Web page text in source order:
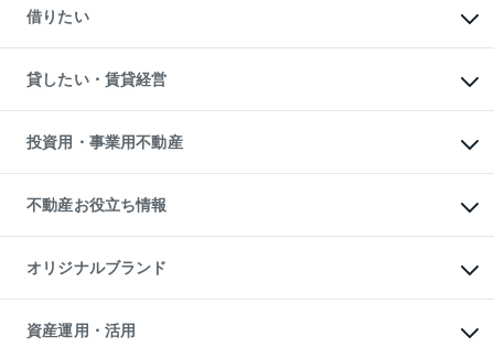
中古一戸建ての購入
不動産購入の流れ
注目キーワード物件特集
購入ガイド
English 繁体中文簡体中文
一戸建ての売却・査定
土地の売却・査定
スピードAI査定
不動産査定について
不動産売却の流れ
不動産買換えの流れ
売却ガイド
借りたい
オフィス・店舗の賃貸
借りるときの流れ
借りるガイド
貸したい・賃貸経営
マンション賃料データ
賃貸管理プラン
リロケーションについて
貸すガイド
投資用・事業用不動産
事業用不動産
マンション投資
投資用マンション
アパート経営
収益物件
ビル購入（ビル一棟）
投資用不動産の売却査定
不動産お役立ち情報
マンションライブラリー
人気マンションランキング
暮らしに役立つ不動産メディア
不動産相場・不動産価格情報
オリジナルブランド
一棟リノベーションマンション
L`GENTE（ルジェンテ）
資産運用・活用